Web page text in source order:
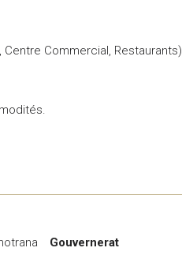
Commercial, Restaurants)
Gouvernerat